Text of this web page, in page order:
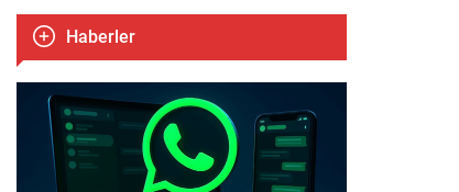
Haberler